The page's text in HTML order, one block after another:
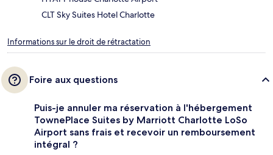
CLT Sky Suites Hotel Charlotte
Informations sur le droit de rétractation
Foire aux questions
Puis-je annuler ma réservation à l'hébergement
TownePlace Suites by Marriott Charlotte LoSo
Airport sans frais et recevoir un remboursement
intégral ?